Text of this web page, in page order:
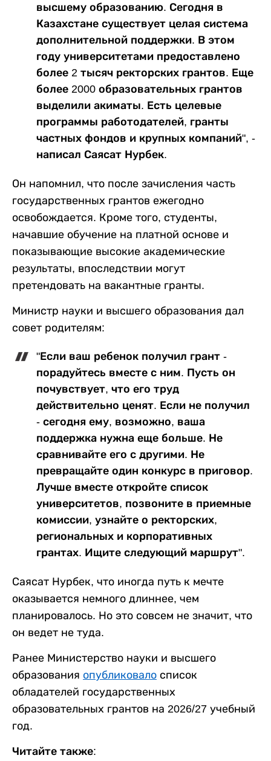
высшему образованию. Сегодня в
Казахстане существует целая система
дополнительной поддержки. В этом
году университетами предоставлено
более 2 тысяч ректорских грантов. Еще
более 2000 образовательных грантов
выделили акиматы. Есть целевые
программы работодателей, гранты
частных фондов и крупных компаний", -
написал Саясат Нурбек.
Он напомнил, что после зачисления часть
государственных грантов ежегодно
освобождается. Кроме того, студенты,
начавшие обучение на платной основе и
показывающие высокие академические
результаты, впоследствии могут
претендовать на вакантные гранты.
Министр науки и высшего образования дал
совет родителям:
"Если ваш ребенок получил грант -
порадуйтесь вместе с ним. Пусть он
почувствует, что его труд
действительно ценят. Если не получил
- сегодня ему, возможно, ваша
поддержка нужна еще больше. Не
сравнивайте его с другими. Не
превращайте один конкурс в приговор.
Лучше вместе откройте список
университетов, позвоните в приемные
комиссии, узнайте о ректорских,
региональных и корпоративных
грантах. Ищите следующий маршрут".
Саясат Нурбек, что иногда путь к мечте
оказывается немного длиннее, чем
планировалось. Но это совсем не значит, что
он ведет не туда.
Ранее Министерство науки и высшего
образования опубликовало список
обладателей государственных
образовательных грантов на 2026/27 учебный
год.
Читайте также: